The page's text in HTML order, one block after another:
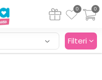
0
0
Filteri